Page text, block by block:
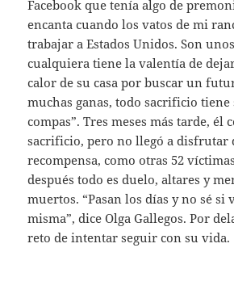
Facebook que tenía algo de
encanta cuando los vatos de mi
trabajar a Estados Unidos. Son
cualquiera tiene la valentía de
calor de su casa por buscar un
muchas ganas, todo sacrificio tiene
compas”. Tres meses más tarde, él
sacrificio, pero no llegó a disfrutar
recompensa, como otras 52
después todo es duelo, altares y
muertos. “Pasan los días y no sé si
misma”, dice Olga Gallegos. Por
reto de intentar seguir con su vida.